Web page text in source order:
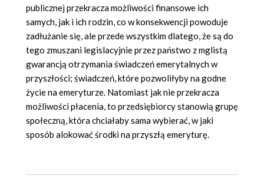
publicznej przekracza możliwości finansowe ich
samych, jak i ich rodzin, co w konsekwencji powoduje
zadłużanie się, ale przede wszystkim dlatego, że są do
tego zmuszani legislacyjnie przez państwo z mglistą
gwarancją otrzymania świadczeń emerytalnych w
przyszłości; świadczeń, które pozwoliłyby na godne
życie na emeryturze. Natomiast jak nie przekracza
możliwości płacenia, to przedsiębiorcy stanowią grupę
społeczną, która chciałaby sama wybierać, w jaki
sposób alokować środki na przyszłą emeryturę.